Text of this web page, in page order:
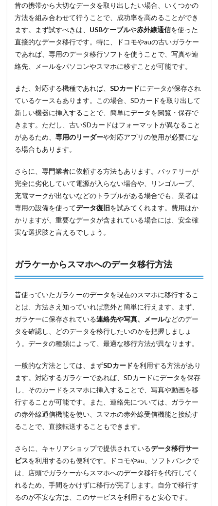
昔の携帯から大切なデータを取り出したい場合、いくつかの
方法を組み合わせて行うことで、成功率を高めることができ
ます。まず試すべきは、 USBケーブルや赤外線通信を使った
直接的なデータ移行です。特に、ドコモやauの古いガラケー
であれば、専用のデータ移行ソフトを使うことで、写真や連
絡先、メールをパソコンやスマホに移すことが可能です。
また、対応する機種であれば、 SDカードにデータが保存され
ているケースもあります。この場合、SDカードを取り出して
新しい機器に挿入することで、簡単にデータを閲覧・保存で
きます。ただし、古いSDカードはフォーマットが異なること
があるため、 専用のリーダーや対応アプリの使用が必要にな
る場合もあります。
さらに、専門業者に依頼する方法もあります。バッテリーが
完全に劣化していて電源が入らない場合や、リンゴループ、
充電マークが出ないなどのトラブルがある場合でも、業者は
専用の設備を使ってデータ復旧を試みてくれます。費用はか
かりますが、重要なデータが含まれている場合には、安全確
実な選択肢と言えるでしょう。
ガラケーからスマホへのデータ移行方法
昔使っていたガラケーのデータを現在のスマホに移行するこ
とは、方法さえ知っていれば意外と簡単に行えます。まず、
ガラケーに保存されている連絡先や写真、メールなどのデー
タを確認し、どのデータを移行したいのかを把握しましょ
う。データの種類によって、最適な移行方法が異なります。
一般的な方法としては、まずSDカードを利用する方法があり
ます。対応するガラケーであれば、SDカードにデータを保存
し、そのカードをスマホに挿入することで、写真や動画を移
行することが可能です。また、連絡先については、ガラケー
の赤外線通信機能を使い、スマホの赤外線受信機能と接続す
ることで、直接転送することもできます。
さらに、キャリアショップで提供されているデータ移行サー
ビスを利用するのも便利です。ドコモやau、ソフトバンクで
は、店頭でガラケーからスマホへのデータ移行を代行してく
れるため、手間をかけずに移行が完了します。自分で移行す
るのが不安な方は、このサービスを利用すると安心です。